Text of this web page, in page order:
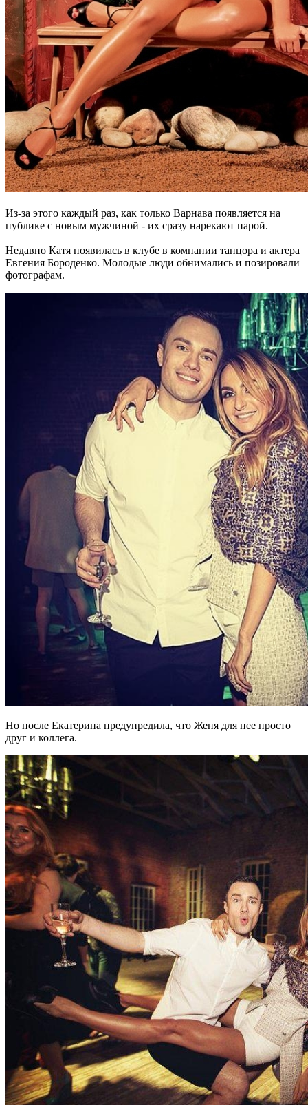
Из-за этого каждый раз, как только Варнава появляется на
публике с новым мужчиной - их сразу нарекают парой.
Недавно Катя появилась в клубе в компании танцора и актера
Евгения Бороденко. Молодые люди обнимались и позировали
фотографам.
Но после Екатерина предупредила, что Женя для нее просто
друг и коллега.